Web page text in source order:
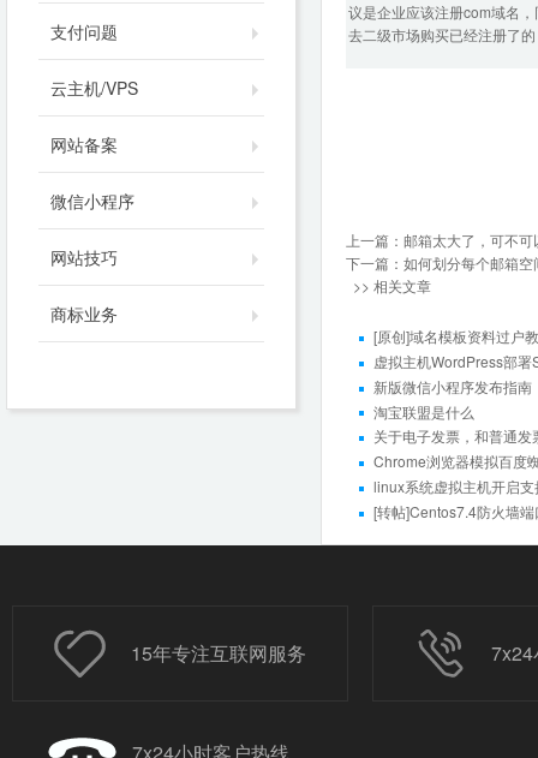
支付问题
云主机/VPS
网站备案
微信小程序
网站技巧
商标业务
议是企业应该注册com域名
去二级市场购买已经注册了
上一篇： 邮箱太大了，可不
下一篇： 如何划分每个邮箱空
>> 相关文章
[原创]域名模板资料过户
虚拟主机WordPress部
新版微信小程序发布指南
淘宝联盟是什么
关于电子发票，和普通
Chrome浏览器模拟百度
linux系统虚拟主机开启
[转帖]Centos7.4防火墙
15年专注互联网服务